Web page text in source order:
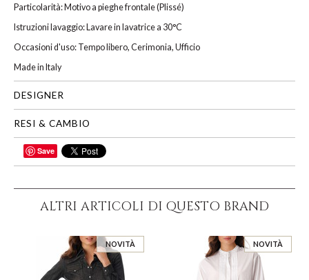
Particolarità: Motivo a pieghe frontale (Plissé)
Istruzioni lavaggio: Lavare in lavatrice a 30°C
Occasioni d'uso: Tempo libero, Cerimonia, Ufficio
Made in Italy
DESIGNER
RESI & CAMBIO
CONDIVIDI
Save
ALTRI ARTICOLI DI QUESTO BRAND
NOVITÀ NOVITÀ